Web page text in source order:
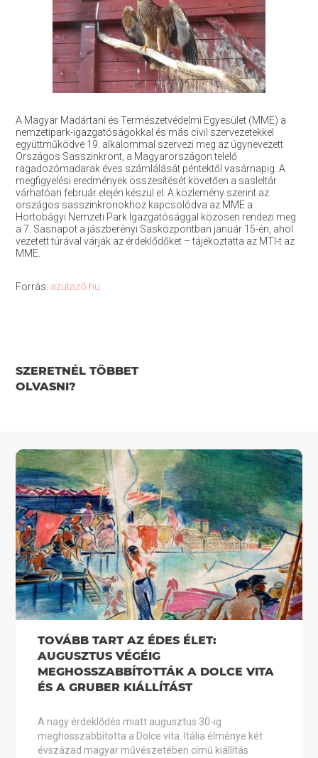
A Magyar Madártani és Természetvédelmi Egyesület (MME) a
nemzetipark-igazgatóságokkal és más civil szervezetekkel
együttműködve 19. alkalommal szervezi meg az úgynevezett
Országos Sasszinkront, a Magyarországon telelő
ragadozómadarak éves számlálását péntektől vasárnapig. A
megfigyelési eredmények összesítését követően a sasleltár
várhatóan február elején készül el. A közlemény szerint az
országos sasszinkronokhoz kapcsolódva az MME a
Hortobágyi Nemzeti Park Igazgatósággal közösen rendezi meg
a 7. Sasnapot a jászberényi Sasközpontban január 15-én, ahol
vezetett túrával várják az érdeklődőket – tájékoztatta az MTI-t az
MME.
Forrás: azutazó.hu
SZERETNÉL TÖBBET
OLVASNI?
TOVÁBB TART AZ ÉDES ÉLET:
AUGUSZTUS VÉGÉIG
MEGHOSSZABBÍTOTTÁK A DOLCE VITA
ÉS A GRUBER KIÁLLÍTÁST
A nagy érdeklődés miatt augusztus 30-ig
meghosszabbította a Dolce vita. Itália élménye két
évszázad magyar művészetében című kiállítás